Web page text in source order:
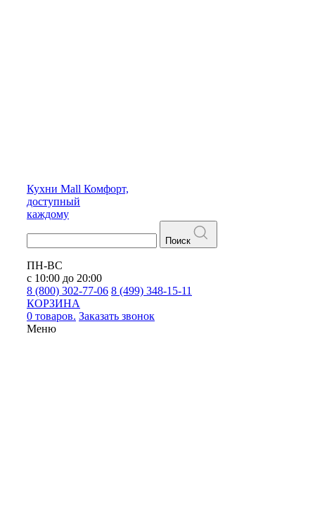
Кухни Mall Комфорт,
доступный
каждому
Поиск
ПН-ВС
с 10:00 до 20:00
8 (800) 302-77-06 8 (499) 348-15-11
КОРЗИНА
0 товаров. Заказать звонок
Меню